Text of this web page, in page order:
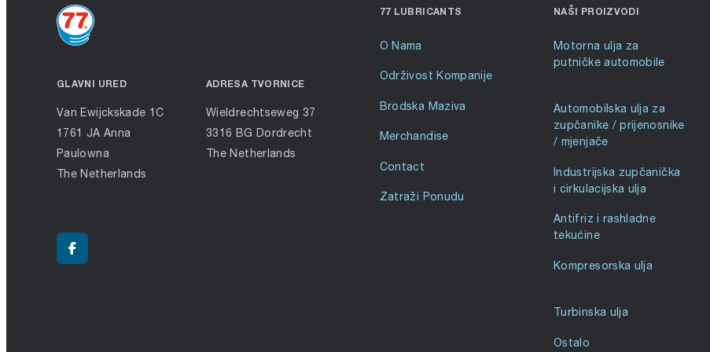
GLAVNI URED
Van Ewijckskade 1C
1761 JA Anna
Paulowna
The Netherlands
ADRESA TVORNICE
Wieldrechtseweg 37
3316 BG Dordrecht
The Netherlands
77 LUBRICANTS
O Nama
Održivost Kompanije
Brodska Maziva
Merchandise
Contact
Zatraži Ponudu
NAŠI PROIZVODI
Motorna ulja za
putničke automobile
Automobilska ulja za
zupčanike / prijenosnike
/ mjenjače
Industrijska zupčanička
i cirkulacijska ulja
Antifriz i rashladne
tekućine
Kompresorska ulja
Turbinska ulja
Ostalo